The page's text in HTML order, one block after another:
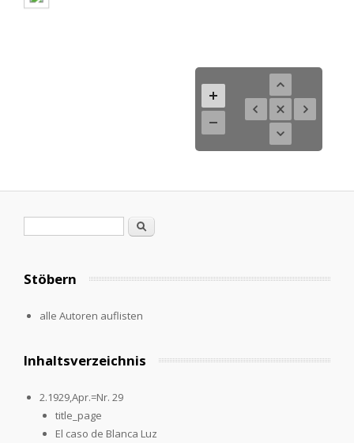
Search
Stöbern
alle Autoren auflisten
Inhaltsverzeichnis
2.1929,Apr.=Nr. 29
title_page
El caso de Blanca Luz